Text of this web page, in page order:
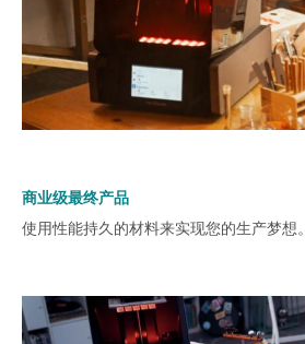
商业级最终产品
使用性能持久的材料来实现您的生产梦想。